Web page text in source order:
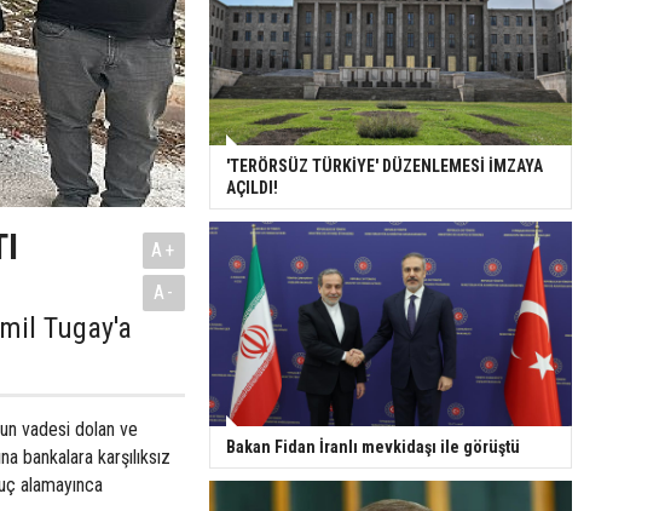
Tugay'a
A+
A-
vadesi dolan ve
karşılıksız
alamayınca
'TERÖRSÜZ TÜRKİYE' DÜZENLEMESİ İMZAYA
AÇILDI!
Bakan Fidan İranlı mevkidaşı ile görüştü